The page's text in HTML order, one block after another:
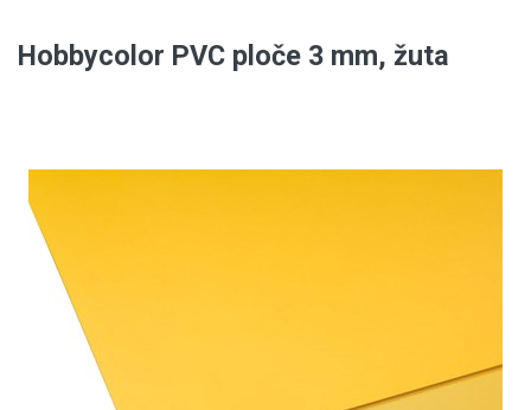
Hobbycolor PVC ploče 3 mm, žuta